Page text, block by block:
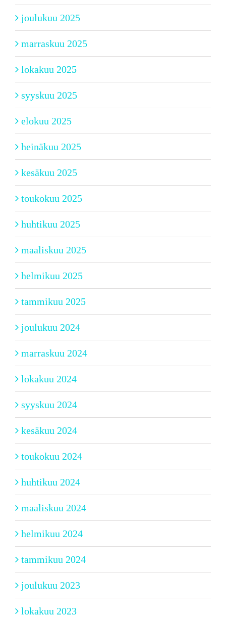
joulukuu 2025
marraskuu 2025
lokakuu 2025
syyskuu 2025
elokuu 2025
heinäkuu 2025
kesäkuu 2025
toukokuu 2025
huhtikuu 2025
maaliskuu 2025
helmikuu 2025
tammikuu 2025
joulukuu 2024
marraskuu 2024
lokakuu 2024
syyskuu 2024
kesäkuu 2024
toukokuu 2024
huhtikuu 2024
maaliskuu 2024
helmikuu 2024
tammikuu 2024
joulukuu 2023
lokakuu 2023